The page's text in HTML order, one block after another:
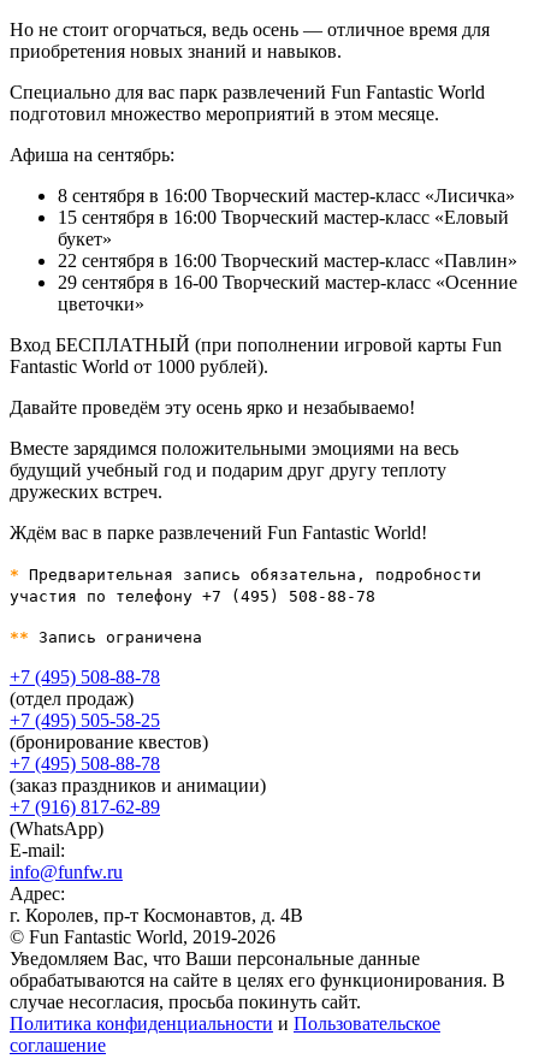
Но не стоит огорчаться, ведь осень — отличное время для
приобретения новых знаний и навыков.
Специально для вас парк развлечений Fun Fantastic World
подготовил множество мероприятий в этом месяце.
Афиша на сентябрь:
8 сентября в 16:00 Творческий мастер-класс «Лисичка»
15 сентября в 16:00 Творческий мастер-класс «Еловый
букет»
22 сентября в 16:00 Творческий мастер-класс «Павлин»
29 сентября в 16-00 Творческий мастер-класс «Осенние
цветочки»
Вход БЕСПЛАТНЫЙ (при пополнении игровой карты Fun
Fantastic World от 1000 рублей).
Давайте проведём эту осень ярко и незабываемо!
Вместе зарядимся положительными эмоциями на весь
будущий учебный год и подарим друг другу теплоту
дружеских встреч.
Ждём вас в парке развлечений Fun Fantastic World!
* Предварительная запись обязательна, подробности
участия по телефону +7 (495) 508-88-78
** Запись ограничена
+7 (495) 508-88-78
(отдел продаж)
+7 (495) 505-58-25
(бронирование квестов)
+7 (495) 508-88-78
(заказ праздников и анимации)
+7 (916) 817-62-89
(WhatsApp)
E-mail:
info@funfw.ru
Адрес:
г. Королев, пр-т Космонавтов, д. 4В
© Fun Fantastic World, 2019-2026
Уведомляем Вас, что Ваши персональные данные
обрабатываются на сайте в целях его функционирования. В
случае несогласия, просьба покинуть сайт.
Политика конфиденциальности и Пользовательское
соглашение